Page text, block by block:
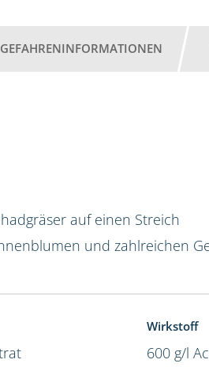
GEFAHRENINFORMATIONEN
auf einen Streich
und zahlreichen
Wirkstoff
600 g/l